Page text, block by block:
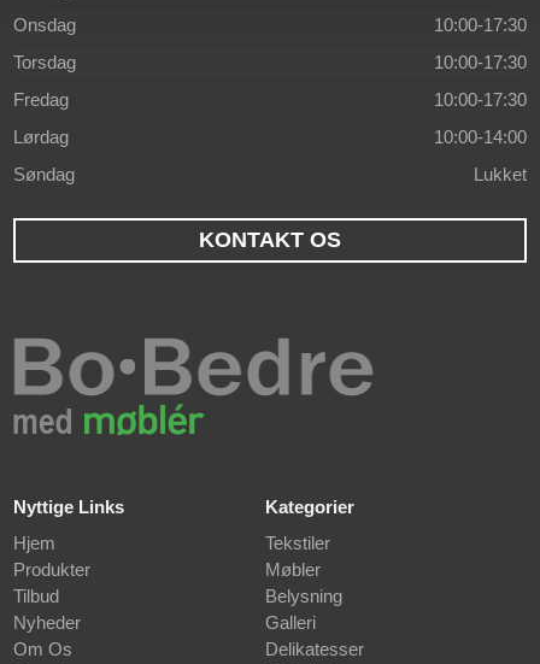
Onsdag
10:00-17:30
Torsdag
10:00-17:30
Fredag
10:00-17:30
Lørdag
10:00-14:00
Søndag
Lukket
KONTAKT OS
Nyttige Links
Hjem
Produkter
Tilbud
Nyheder
Om Os
Kategorier
Tekstiler
Møbler
Belysning
Galleri
Delikatesser